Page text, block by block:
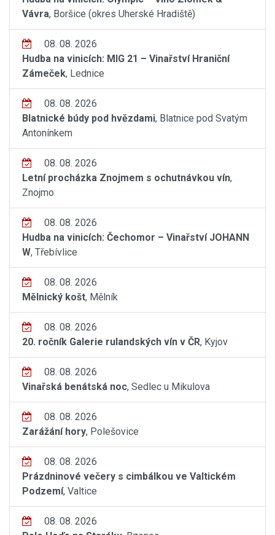
Vávra, Boršice (okres Uherské Hradiště)
08. 08. 2026
Hudba na vinicích: MIG 21 – Vinařství Hraniční
Zámeček, Lednice
08. 08. 2026
Blatnické búdy pod hvězdami, Blatnice pod Svatým
Antonínkem
08. 08. 2026
Letní procházka Znojmem s ochutnávkou vín,
Znojmo
08. 08. 2026
Hudba na vinicích: Čechomor – Vinařství JOHANN
W, Třebívlice
08. 08. 2026
Mělnický košt, Mělník
08. 08. 2026
20. ročník Galerie rulandských vín v ČR, Kyjov
08. 08. 2026
Vinařská benátská noc, Sedlec u Mikulova
08. 08. 2026
Zarážání hory, Polešovice
08. 08. 2026
Prázdninové večery s cimbálkou ve Valtickém
Podzemí, Valtice
08. 08. 2026